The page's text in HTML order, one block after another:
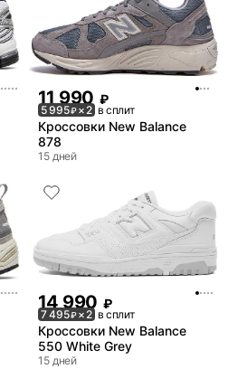
11 990 ₽
5 995₽× 2 в сплит
Кроссовки New Balance
878
15 дней
14 990 ₽
7 495₽× 2 в сплит
Кроссовки New Balance
550 White Grey
15 дней